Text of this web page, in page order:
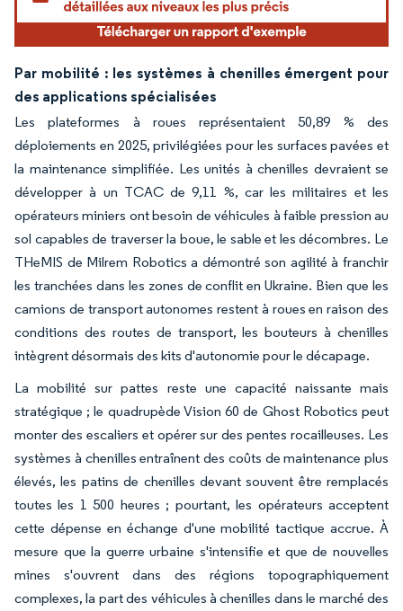
Par mobilité : les systèmes à chenilles émergent pour
des applications spécialisées
Les plateformes à roues représentaient 50,89 % des
déploiements en 2025, privilégiées pour les surfaces pavées et
la maintenance simplifiée. Les unités à chenilles devraient se
développer à un TCAC de 9,11 %, car les militaires et les
opérateurs miniers ont besoin de véhicules à faible pression au
sol capables de traverser la boue, le sable et les décombres. Le
THeMIS de Milrem Robotics a démontré son agilité à franchir
les tranchées dans les zones de conflit en Ukraine. Bien que les
camions de transport autonomes restent à roues en raison des
conditions des routes de transport, les bouteurs à chenilles
intègrent désormais des kits d'autonomie pour le décapage.
La mobilité sur pattes reste une capacité naissante mais
stratégique ; le quadrupède Vision 60 de Ghost Robotics peut
monter des escaliers et opérer sur des pentes rocailleuses. Les
systèmes à chenilles entraînent des coûts de maintenance plus
élevés, les patins de chenilles devant souvent être remplacés
toutes les 1 500 heures ; pourtant, les opérateurs acceptent
cette dépense en échange d'une mobilité tactique accrue. À
mesure que la guerre urbaine s'intensifie et que de nouvelles
mines s'ouvrent dans des régions topographiquement
complexes, la part des véhicules à chenilles dans le marché des